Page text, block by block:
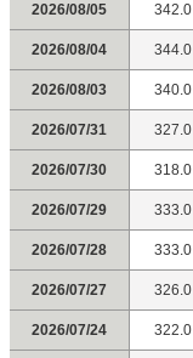
2026/08/05 342.0
2026/08/04 344.0
2026/08/03 340.0
2026/07/31 327.0
2026/07/30 318.0
2026/07/29 333.0
2026/07/28 333.0
2026/07/27 326.0
2026/07/24 322.0